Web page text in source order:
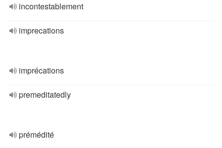
incontestablement
imprecations
imprécations
premeditatedly
prémédité